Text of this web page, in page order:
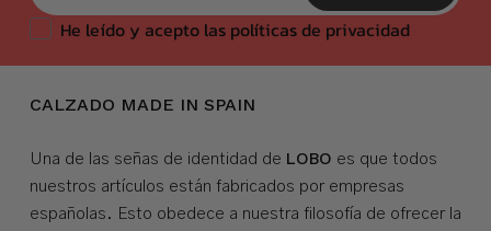
He leído y acepto las políticas de privacidad
CALZADO MADE IN SPAIN
Una de las señas de identidad de LOBO es que todos
nuestros artículos están fabricados por empresas
españolas. Esto obedece a nuestra filosofía de ofrecer la